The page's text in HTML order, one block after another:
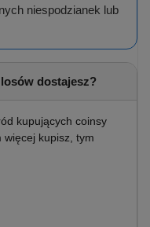
niespodzianek lub
dostajesz?
kupujących coinsy
kupisz, tym